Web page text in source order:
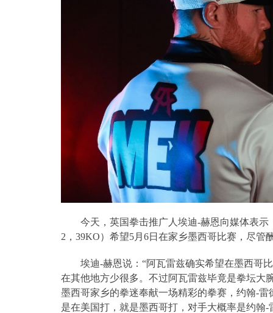
今天，英国拳击推广人埃迪-赫恩向媒体表示
2 ， 39KO）希望5月 6日在家乡墨西哥比赛，尽管
埃迪-赫恩说：“阿瓦雷兹确实希望在墨西哥
在其他地方少很多。不过阿瓦雷兹毕竟是拳坛大
墨西哥家乡的拳迷奉献一场精彩的拳赛，约翰-雷
是在美国打，就是墨西哥打，对手大概率是约翰-